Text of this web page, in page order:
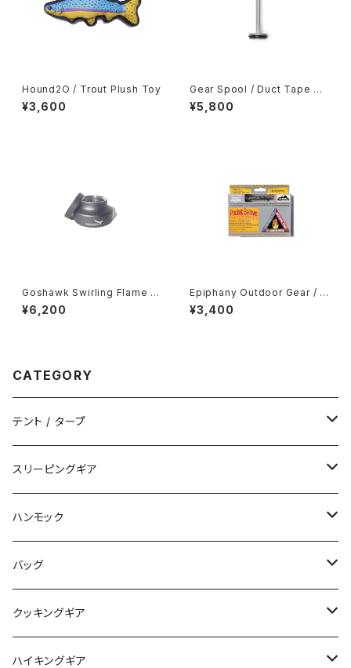
Hound2O / Trout Plush Toy
¥3,600
Gear Spool / Duct Tape Sp
ool
¥5,800
Goshawk Swirling Flame St
ove OP-100
¥6,200
Epiphany Outdoor Gear / P
ocket Bellows
¥3,400
CATEGORY
テント / タープ
タープ / シェルター
ペグ / ステークス
アクセサリー
スリーピングギア
シュラフ / キルト
ビビィ
マット
ピロー
ハンモック
ハンモック
アクセサリー
バッグ
バックパック
サコッシュ / ウェストポーチ
クッキングギア
バーナー / ストーブ / 燃料
ハイキングギア